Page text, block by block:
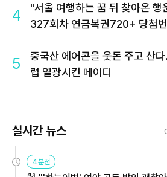
4
"서울 여행하는 꿈 뒤 찾아온 행
327회차 연금복권720+ 당첨
5
중국산 에어콘을 웃돈 주고 산
럽 열광시킨 메이디
실시간 뉴스
4분전